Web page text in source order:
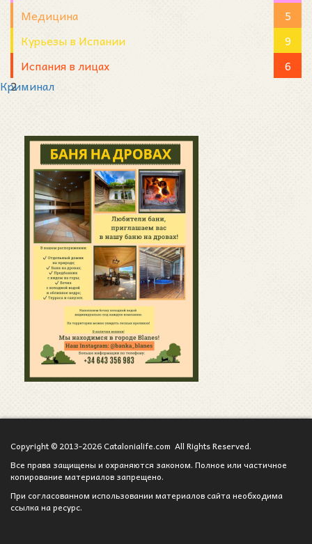
Медицина
5
Курьезы в Испании
9
Испания в лицах
6
Криминал
2
Copyright © 2013-2026 Catalonialife.com All Rights Reserved.
Все права защищены и охраняются законом. Полное или частичное
копирование материалов запрещено.
При согласованном использовании материалов сайта необходима
ссылка на ресурс.